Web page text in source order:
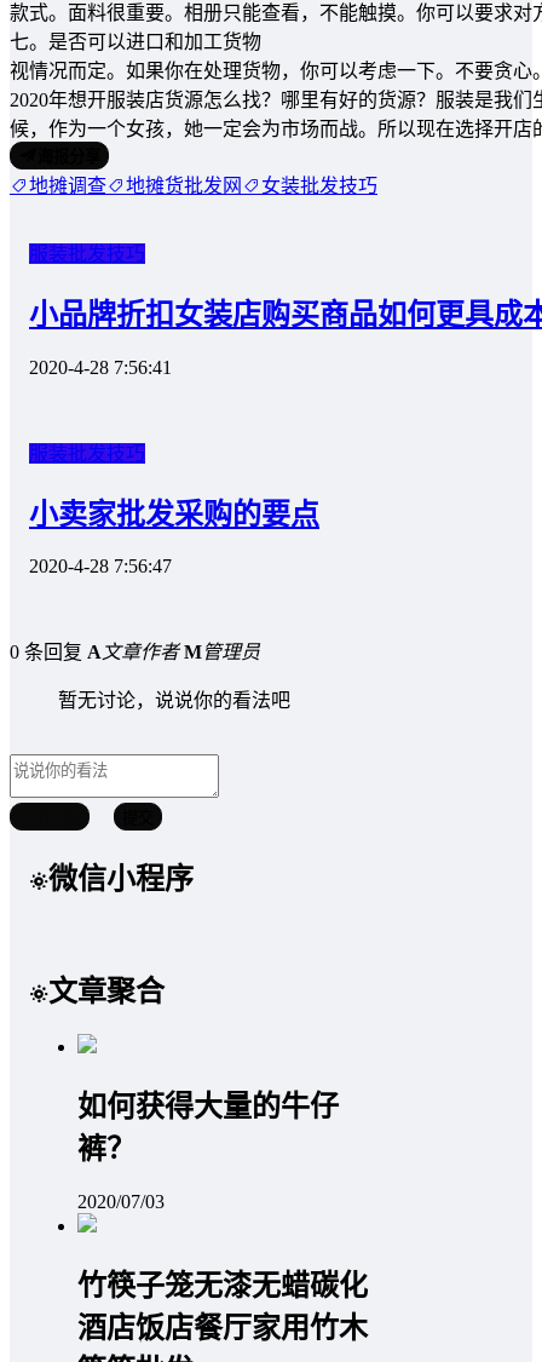
款式。面料很重要。相册只能查看，不能触摸。你可以要求对
七。是否可以进口和加工货物
视情况而定。如果你在处理货物，你可以考虑一下。不要贪
2020年想开服装店货源怎么找？哪里有好的货源？服装是我
候，作为一个女孩，她一定会为市场而战。所以现在选择开
地摊调查 地摊货批发网 女装批发技巧
服装批发技巧
小品牌折扣女装店购买商品如何更具成
2020-4-28 7:56:41
服装批发技巧
小卖家批发采购的要点
2020-4-28 7:56:47
0 条回复 A文章作者 M管理员
暂无讨论，说说你的看法吧
微信小程序
文章聚合
如何获得大量的牛仔
裤？
2020/07/03
竹筷子笼无漆无蜡碳化
酒店饭店餐厅家用竹木